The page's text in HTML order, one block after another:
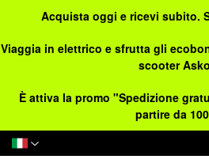
Acquista oggi e ricevi subito.
Viaggia in elettrico e sfrutta gli
scooter
È attiva la promo "Spedizione
partire da
Lingua